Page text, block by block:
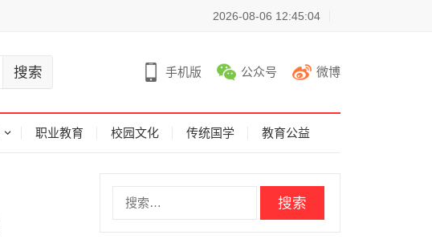
2026-08-06 12:45:04
手机版 公众号 微博
职业教育 校园文化 传统国学 教育公益